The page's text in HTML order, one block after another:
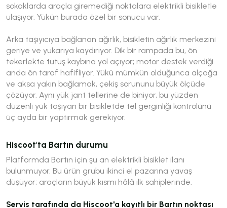
sokaklarda araçla giremediği noktalara elektrikli bisikletle
ulaşıyor. Yükün burada özel bir sonucu var.
Arka taşıyıcıya bağlanan ağırlık, bisikletin ağırlık merkezini
geriye ve yukarıya kaydırıyor. Dik bir rampada bu, ön
tekerlekte tutuş kaybına yol açıyor; motor destek verdiği
anda ön taraf hafifliyor. Yükü mümkün olduğunca alçağa
ve aksa yakın bağlamak, çekiş sorununu büyük ölçüde
çözüyor. Aynı yük jant tellerine de biniyor, bu yüzden
düzenli yük taşıyan bir bisikletde tel gerginliği kontrolünü
üç ayda bir yaptırmak gerekiyor.
Hiscoot'ta Bartın durumu
Platformda Bartın için şu an elektrikli bisiklet ilanı
bulunmuyor. Bu ürün grubu ikinci el pazarına yavaş
düşüyor; araçların büyük kısmı hâlâ ilk sahiplerinde.
Servis tarafında da Hiscoot'a kayıtlı bir Bartın noktası